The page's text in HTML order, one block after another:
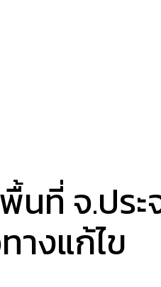
นที่ จ.ปร
างแก้ไข